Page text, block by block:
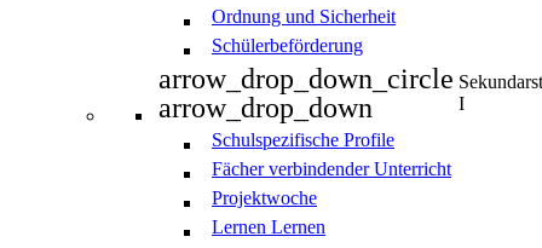
Ordnung und Sicherheit
Schülerbeförderung
arrow_drop_down_circle
arrow_drop_down
I
Schulspezifische Profile
Fächer verbindender Unterricht
Projektwoche
Lernen Lernen